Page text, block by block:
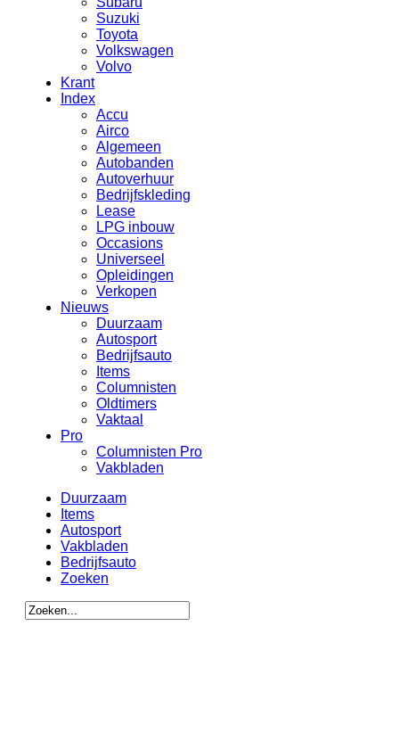
Suzuki
Toyota
Volkswagen
Volvo
Krant
Index
Accu
Airco
Algemeen
Autobanden
Autoverhuur
Bedrijfskleding
Lease
LPG inbouw
Occasions
Universeel
Opleidingen
Verkopen
Nieuws
Duurzaam
Autosport
Bedrijfsauto
Items
Columnisten
Oldtimers
Vaktaal
Pro
Columnisten Pro
Vakbladen
Duurzaam
Items
Autosport
Vakbladen
Bedrijfsauto
Zoeken